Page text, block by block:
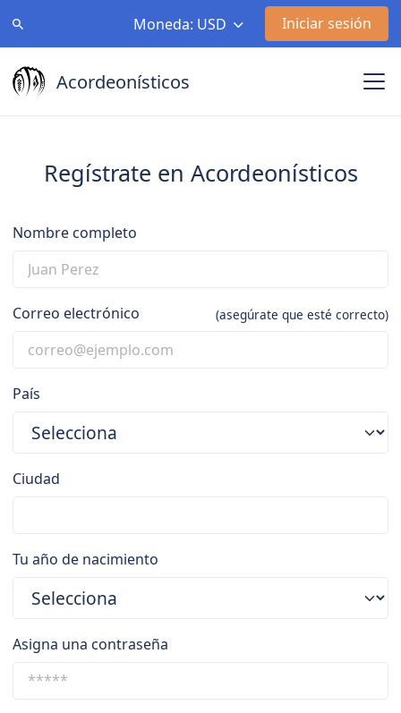
Moneda: USD Iniciar sesión
Acordeonísticos
Regístrate en Acordeonísticos
Nombre completo
Correo electrónico (asegúrate que esté correcto)
País
Ciudad
Tu año de nacimiento
Asigna una contraseña